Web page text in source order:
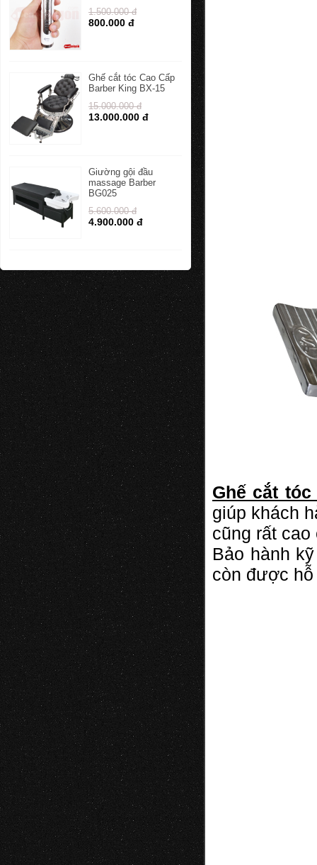
1.500.000 đ
800.000 đ
Ghế cắt tóc Cao Cấp
Barber King BX-15
15.000.000 đ
13.000.000 đ
Giường gội đầu
massage Barber
BG025
5.600.000 đ
4.900.000 đ
Ghế cắt tóc
giúp khách
cũng rất
Bảo hành
còn được